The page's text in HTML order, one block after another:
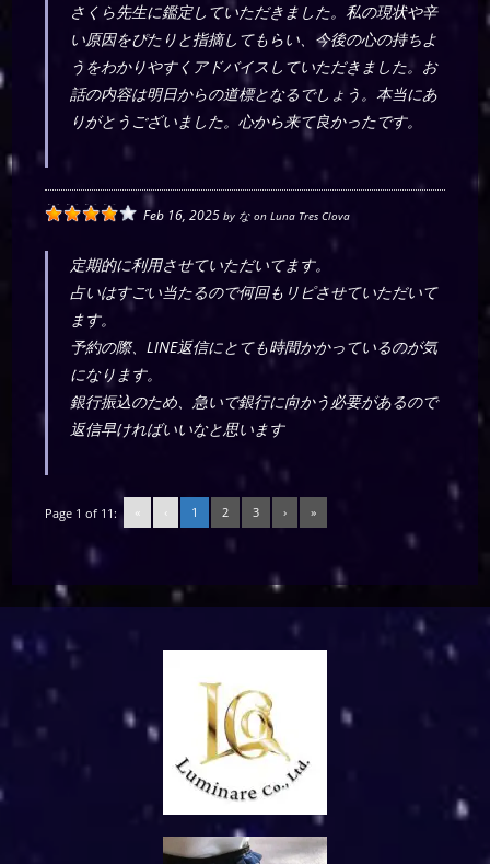
さくら先生に鑑定していただきました。私の現状や辛
い原因をぴたりと指摘してもらい、今後の心の持ちよ
うをわかりやすくアドバイスしていただきました。お
話の内容は明日からの道標となるでしょう。本当にあ
りがとうございました。心から来て良かったです。
Feb 16, 2025 by な onLuna Tres Clova
定期的に利用させていただいてます。
占いはすごい当たるので何回もリピさせていただいて
ます。
予約の際、LINE返信にとても時間かかっているのが気
になります。
銀行振込のため、急いで銀行に向かう必要があるので
返信早ければいいなと思います
Page 1 of 11: « ‹ 1 2 3 › »